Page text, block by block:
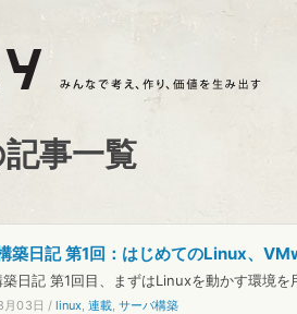
事一覧
築日記 第1回：はじめてのLinux、
日記 第1回目、まずはLinuxを動かす環境を
03日 /linux,連載,サーバ構築